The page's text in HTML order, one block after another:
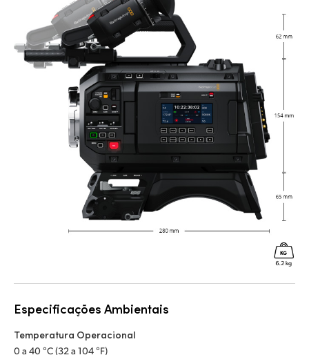
Especificações Ambientais
Temperatura Operacional
0 a 40 °C (32 a 104 °F)